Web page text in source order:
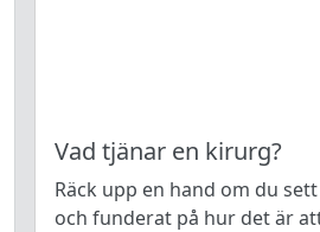
Vad tjänar en kirurg?
Räck upp en hand om du
och funderat på hur det är